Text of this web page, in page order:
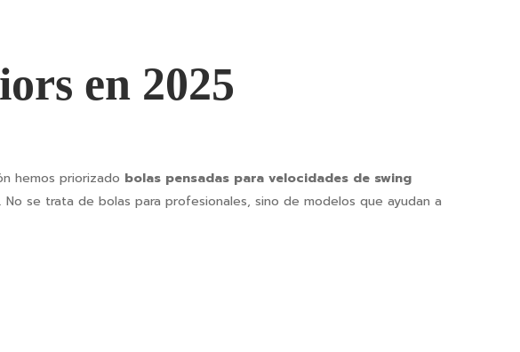
en 2025
hemos priorizado bolas pensadas para velocidades de swing
se trata de bolas para profesionales, sino de modelos que ayudan a